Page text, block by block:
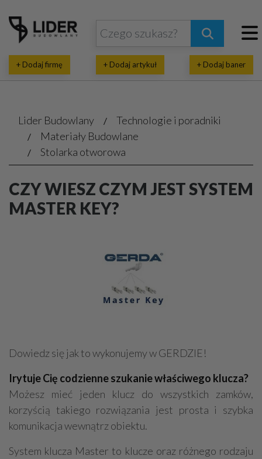
+ Dodaj firmę + Dodaj artykuł + Dodaj baner
Lider Budowlany
Technologie i poradniki
Materiały Budowlane
Stolarka otworowa
CZY WIESZ CZYM JEST SYSTEM
MASTER KEY?
Dowiedz się jak to wykonujemy w GERDZIE!
Irytuje Cię codzienne szukanie właściwego klucza?
Możesz mieć jeden klucz do wszystkich zamków,
korzyścią takiego rozwiązania jest prosta i szybka
komunikacja wewnątrz obiektu.
System klucza Master to klucze oraz różnego rodzaju